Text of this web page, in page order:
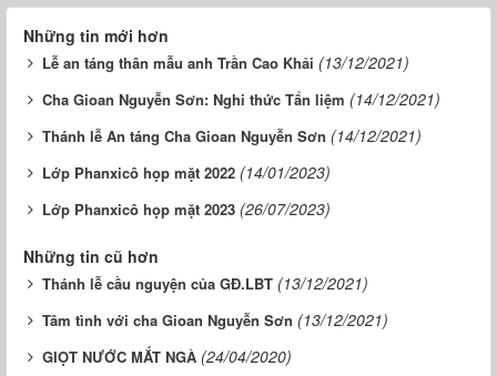
Những tin mới hơn
Lễ an táng thân mẫu anh Trần Cao Khải (13/12/2021)
Cha Gioan Nguyễn Sơn: Nghi thức Tẩn liệm (14/12/2021)
Thánh lễ An táng Cha Gioan Nguyễn Sơn (14/12/2021)
Lớp Phanxicô họp mặt 2022 (14/01/2023)
Lớp Phanxicô họp mặt 2023 (26/07/2023)
Những tin cũ hơn
Thánh lễ cầu nguyện của GĐ.LBT (13/12/2021)
Tâm tình với cha Gioan Nguyễn Sơn (13/12/2021)
GIỌT NƯỚC MẮT NGÀ (24/04/2020)